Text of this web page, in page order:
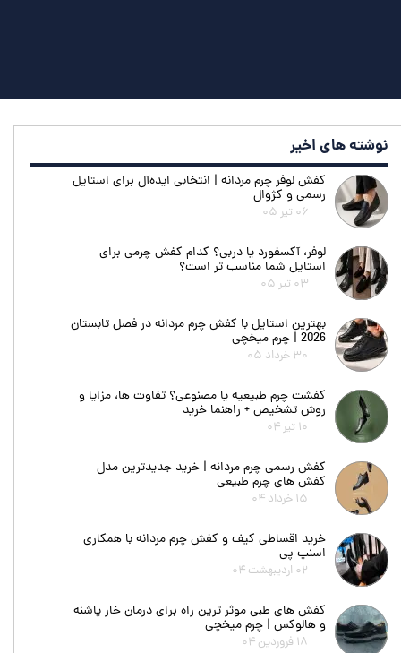
نوشته های اخیر
کفش لوفر چرم مردانه | انتخابی ایده‌آل برای استایل
رسمی و کژوال
۰۶ تیر ۰۵
لوفر، آکسفورد یا دربی؟ کدام کفش چرمی برای
استایل شما مناسب تر است؟
۰۳ تیر ۰۵
بهترین استایل با کفش چرم مردانه در فصل تابستان
2026 | چرم میخچی
۳۰ خرداد ۰۵
کفشت چرم طبیعیه یا مصنوعی؟ تفاوت ها، مزایا و
روش تشخیص + راهنما خرید
۱۰ تیر ۰۴
کفش رسمی چرم مردانه | خرید جدیدترین مدل
کفش های چرم طبیعی
۱۵ خرداد ۰۴
خرید اقساطی کیف و کفش چرم مردانه با همکاری
اسنپ پی
۰۲ اردیبهشت ۰۴
کفش های طبی موثر ترین راه برای درمان خار پاشنه
و هالوکس | چرم میخچی
۱۸ فروردین ۰۴